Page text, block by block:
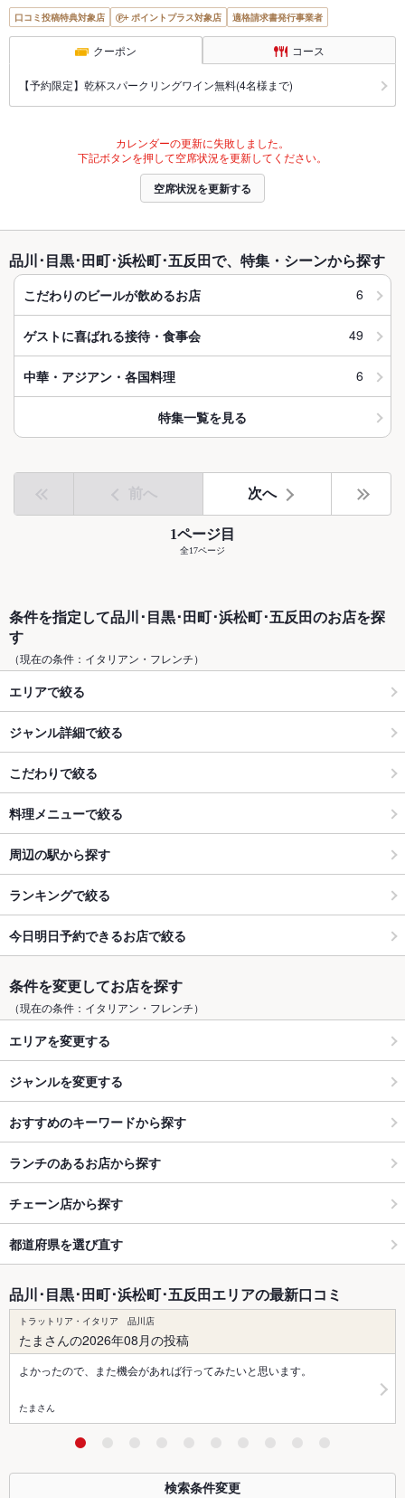
口コミ投稿特典対象店 ポイントプラス対象店 適格請求書発行事業者
クーポン コース
【予約限定】乾杯スパークリングワイン無料(4名様まで)
カレンダーの更新に失敗しました。
下記ボタンを押して空席状況を更新してください。
空席状況を更新する
品川･目黒･田町･浜松町･五反田で、特集・シーンから探す
こだわりのビールが飲めるお店 6
ゲストに喜ばれる接待・食事会 49
中華・アジアン・各国料理 6
特集一覧を見る
前へ 次へ
1ページ目
全17ページ
条件を指定して品川･目黒･田町･浜松町･五反田のお店を探
す
（現在の条件：イタリアン・フレンチ）
エリアで絞る
ジャンル詳細で絞る
こだわりで絞る
料理メニューで絞る
周辺の駅から探す
ランキングで絞る
今日明日予約できるお店で絞る
条件を変更してお店を探す
（現在の条件：イタリアン・フレンチ）
エリアを変更する
ジャンルを変更する
おすすめのキーワードから探す
ランチのあるお店から探す
チェーン店から探す
都道府県を選び直す
品川･目黒･田町･浜松町･五反田エリアの最新口コミ
トラットリア・イタリア 品川店
たまさんの2026年08月の投稿
よかったので、また機会があれば行ってみたいと思います。
たまさん
検索条件変更